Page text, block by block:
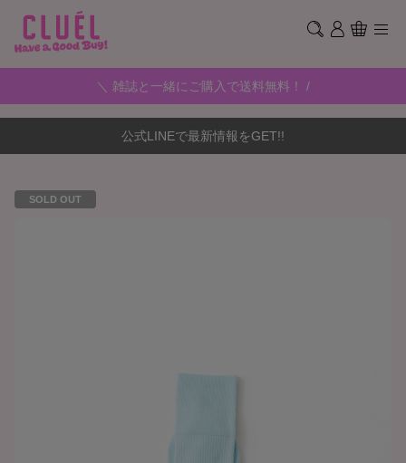
＼ 雑誌と一緒にご購入で送料無料！ /
公式LINEで最新情報をGET!!
SOLD OUT